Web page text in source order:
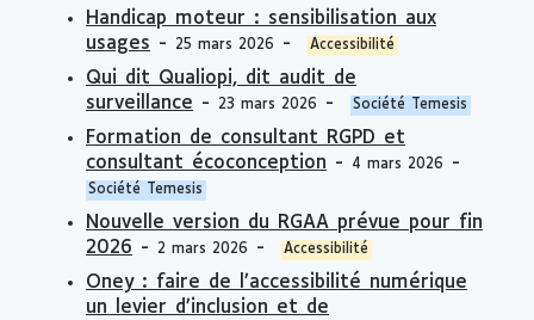
Handicap moteur : sensibilisation aux
usages - 25 mars 2026 - Accessibilité
Qui dit Qualiopi, dit audit de
surveillance - 23 mars 2026 - Société Temesis
Formation de consultant RGPD et
consultant écoconception - 4 mars 2026 -
Société Temesis
Nouvelle version du RGAA prévue pour fin
2026 - 2 mars 2026 - Accessibilité
Oney : faire de l’accessibilité numérique
un levier d’inclusion et de